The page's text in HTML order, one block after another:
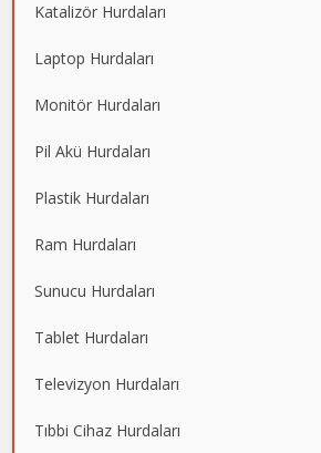
Katalizör Hurdaları
Laptop Hurdaları
Monitör Hurdaları
Pil Akü Hurdaları
Plastik Hurdaları
Ram Hurdaları
Sunucu Hurdaları
Tablet Hurdaları
Televizyon Hurdaları
Tıbbi Cihaz Hurdaları